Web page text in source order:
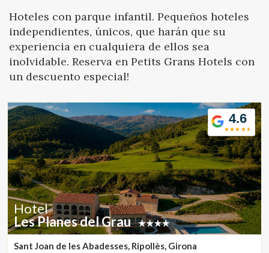
vpn_key Iniciar sesión person Crear cuenta
ES EN FR
Hoteles con parque infantil. Pequeños hoteles
independientes, únicos, que harán que su
experiencia en cualquiera de ellos sea
inolvidable. Reserva en Petits Grans Hotels con
un descuento especial!
4.6
Hotel
Les Planes del Grau
Sant Joan de les Abadesses, Ripollès, Girona